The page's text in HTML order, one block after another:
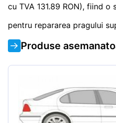
cu TVA 131.89 RON), fiind
pentru repararea pragului
Produse